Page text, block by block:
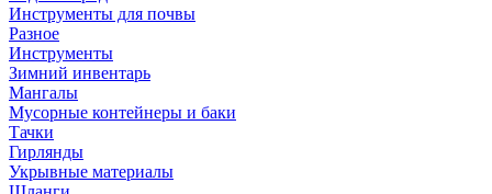
Инструменты для почвы
Разное
Инструменты
Зимний инвентарь
Мангалы
Мусорные контейнеры и баки
Тачки
Гирлянды
Укрывные материалы